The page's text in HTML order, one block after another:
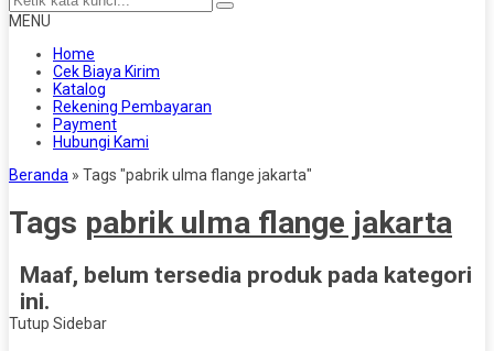
MENU
Home
Cek Biaya Kirim
Katalog
Rekening Pembayaran
Payment
Hubungi Kami
Beranda » Tags "pabrik ulma flange jakarta"
Tags pabrik ulma flange jakarta
Maaf, belum tersedia produk pada kategori
ini.
Tutup Sidebar